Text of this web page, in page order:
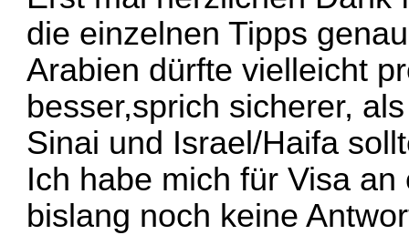
die einzelnen Tipps
Arabien dürfte vielleicht
besser,sprich sicherer,
Sinai und Israel/Haifa
Ich habe mich für Visa
bislang noch keine